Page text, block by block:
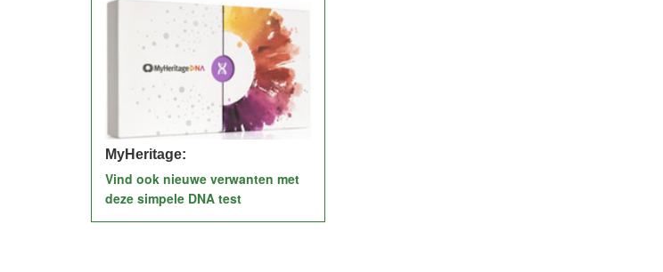
MyHeritage:
Vind ook nieuwe verwanten met
deze simpele DNA test